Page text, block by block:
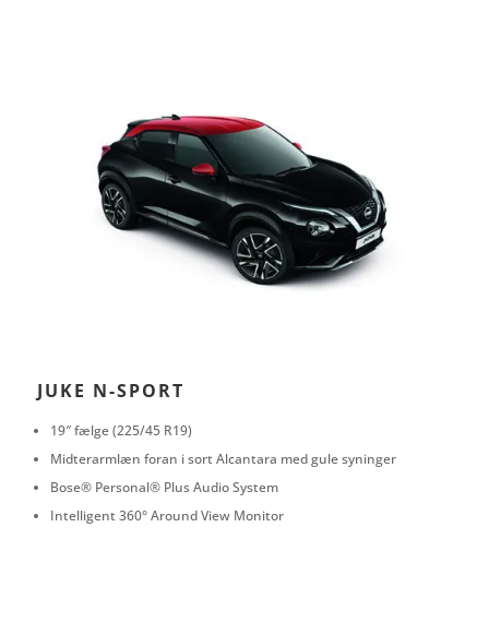
JUKE N-SPORT
19″ fælge (225/45 R19)
Midterarmlæn foran i sort Alcantara med gule syninger
Bose® Personal® Plus Audio System
Intelligent 360° Around View Monitor